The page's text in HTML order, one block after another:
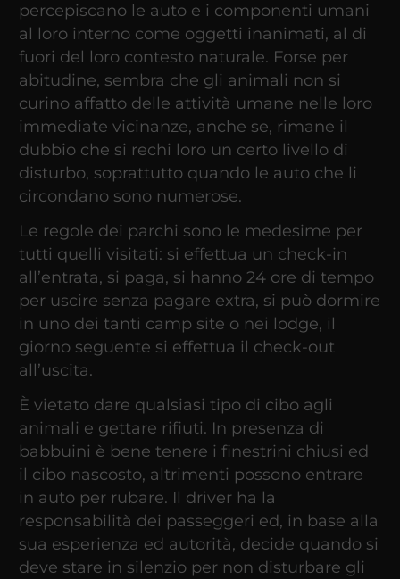
percepiscano le auto e i componenti umani
al loro interno come oggetti inanimati, al di
fuori del loro contesto naturale. Forse per
abitudine, sembra che gli animali non si
curino affatto delle attività umane nelle loro
immediate vicinanze, anche se, rimane il
dubbio che si rechi loro un certo livello di
disturbo, soprattutto quando le auto che li
circondano sono numerose.
Le regole dei parchi sono le medesime per
tutti quelli visitati: si effettua un check-in
all’entrata, si paga, si hanno 24 ore di tempo
per uscire senza pagare extra, si può dormire
in uno dei tanti camp site o nei lodge, il
giorno seguente si effettua il check-out
all’uscita.
È vietato dare qualsiasi tipo di cibo agli
animali e gettare rifiuti. In presenza di
babbuini è bene tenere i finestrini chiusi ed
il cibo nascosto, altrimenti possono entrare
in auto per rubare. Il driver ha la
responsabilità dei passeggeri ed, in base alla
sua esperienza ed autorità, decide quando si
deve stare in silenzio per non disturbare gli